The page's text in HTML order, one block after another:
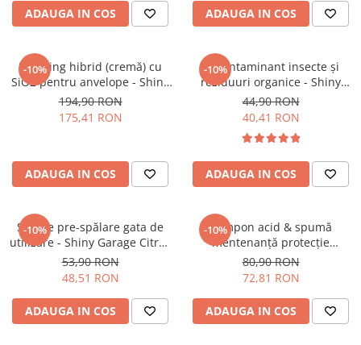
ADAUGA IN COS ADAUGA IN COS
-10%
Dressing hibrid (cremă) cu
SiO2 pentru anvelope - Shiny
Garage Back2Black (1L)
194,90 RON
175,41 RON
ADAUGA IN COS
-10%
Decontaminant insecte și
reziduuri organice - Shiny
Garage Bug Off (500ml)
44,90 RON
40,41 RON
ADAUGA IN COS
-10%
Soluție pre-spălare gata de
utilizare - Shiny Garage Citrus
Pre Cleaner RTU (1L)
53,90 RON
48,51 RON
ADAUGA IN COS
-10%
Șampon acid & spumă
mentenanță protecție
ceramică - Shiny Garage
Double Sour (1L)
80,90 RON
72,81 RON
ADAUGA IN COS